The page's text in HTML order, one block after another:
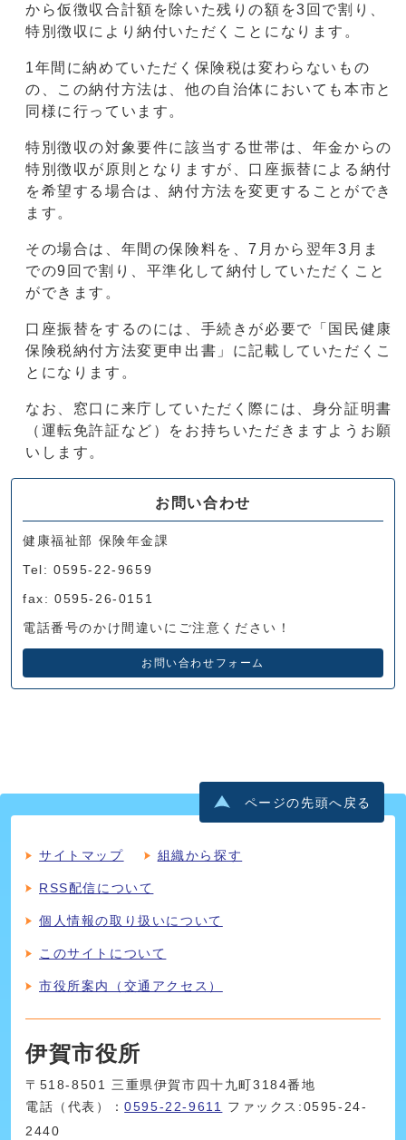
から仮徴収合計額を除いた残りの額を3回で割り、
特別徴収により納付いただくことになります。
1年間に納めていただく保険税は変わらないもの
の、この納付方法は、他の自治体においても本市と
同様に行っています。
特別徴収の対象要件に該当する世帯は、年金からの
特別徴収が原則となりますが、口座振替による納付
を希望する場合は、納付方法を変更することができ
ます。
その場合は、年間の保険料を、7月から翌年3月ま
での9回で割り、平準化して納付していただくこと
ができます。
口座振替をするのには、手続きが必要で「国民健康
保険税納付方法変更申出書」に記載していただくこ
とになります。
なお、窓口に来庁していただく際には、身分証明書
（運転免許証など）をお持ちいただきますようお願
いします。
お問い合わせ
健康福祉部 保険年金課
Tel: 0595-22-9659
fax: 0595-26-0151
電話番号のかけ間違いにご注意ください！
お問い合わせフォーム
ページの先頭へ戻る
サイトマップ 組織から探す
RSS配信について
個人情報の取り扱いについて
このサイトについて
市役所案内（交通アクセス）
伊賀市役所
〒518-8501 三重県伊賀市四十九町3184番地
電話（代表）：0595-22-9611
ファックス:0595-24-
2440